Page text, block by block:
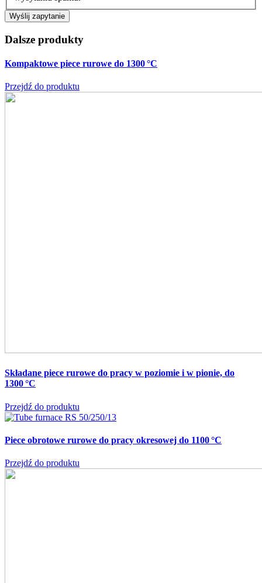
Dalsze produkty
Kompaktowe piece rurowe do 1300 °C
Przejdź do produktu
Składane piece rurowe do pracy w poziomie i w pionie, do
1300 °C
Przejdź do produktu
Piece obrotowe rurowe do pracy okresowej do 1100 °C
Przejdź do produktu